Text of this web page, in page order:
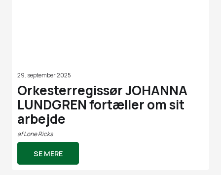
29. september 2025
Orkesterregissør JOHANNA
LUNDGREN fortæller om sit
arbejde
afLone Ricks
SE MERE